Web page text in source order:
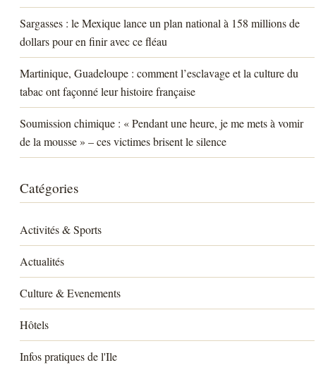
Sargasses : le Mexique lance un plan national à 158 millions de
dollars pour en finir avec ce fléau
Martinique, Guadeloupe : comment l’esclavage et la culture du
tabac ont façonné leur histoire française
Soumission chimique : « Pendant une heure, je me mets à vomir
de la mousse » – ces victimes brisent le silence
Catégories
Activités & Sports
Actualités
Culture & Evenements
Hôtels
Infos pratiques de l'Ile